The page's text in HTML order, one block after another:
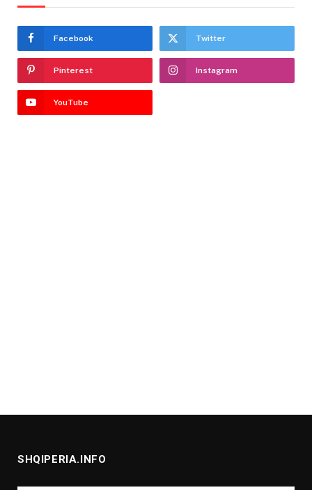
Facebook Twitter
Pinterest Instagram
YouTube
SHQIPERIA.INFO